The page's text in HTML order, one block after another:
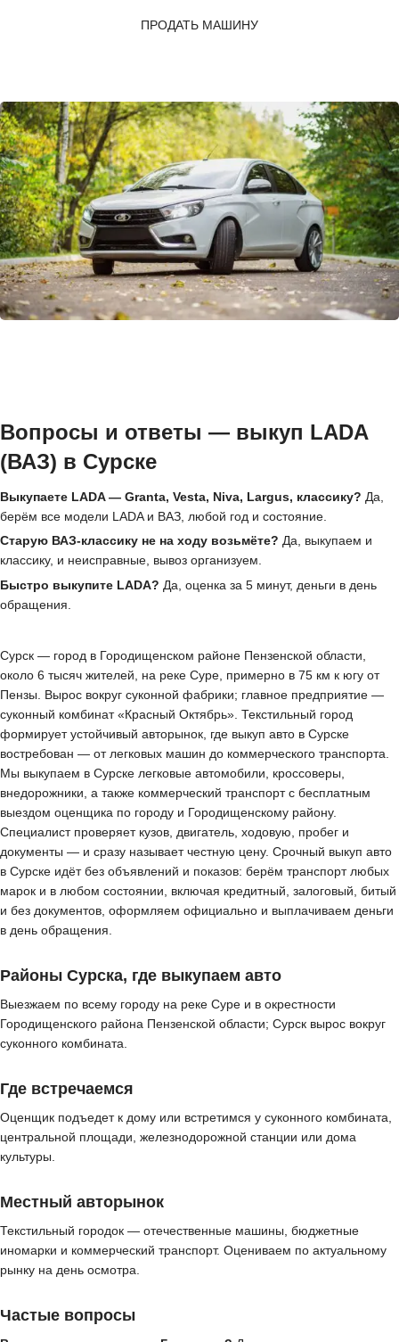
ПРОДАТЬ МАШИНУ
Вопросы и ответы — выкуп LADA
(ВАЗ) в Сурске
Выкупаете LADA — Granta, Vesta, Niva, Largus, классику? Да,
берём все модели LADA и ВАЗ, любой год и состояние.
Старую ВАЗ-классику не на ходу возьмёте? Да, выкупаем и
классику, и неисправные, вывоз организуем.
Быстро выкупите LADA? Да, оценка за 5 минут, деньги в день
обращения.
Сурск — город в Городищенском районе Пензенской области,
около 6 тысяч жителей, на реке Суре, примерно в 75 км к югу от
Пензы. Вырос вокруг суконной фабрики; главное предприятие —
суконный комбинат «Красный Октябрь». Текстильный город
формирует устойчивый авторынок, где выкуп авто в Сурске
востребован — от легковых машин до коммерческого транспорта.
Мы выкупаем в Сурске легковые автомобили, кроссоверы,
внедорожники, а также коммерческий транспорт с бесплатным
выездом оценщика по городу и Городищенскому району.
Специалист проверяет кузов, двигатель, ходовую, пробег и
документы — и сразу называет честную цену. Срочный выкуп авто
в Сурске идёт без объявлений и показов: берём транспорт любых
марок и в любом состоянии, включая кредитный, залоговый, битый
и без документов, оформляем официально и выплачиваем деньги
в день обращения.
Районы Сурска, где выкупаем авто
Выезжаем по всему городу на реке Суре и в окрестности
Городищенского района Пензенской области; Сурск вырос вокруг
суконного комбината.
Где встречаемся
Оценщик подъедет к дому или встретимся у суконного комбината,
центральной площади, железнодорожной станции или дома
культуры.
Местный авторынок
Текстильный городок — отечественные машины, бюджетные
иномарки и коммерческий транспорт. Оцениваем по актуальному
рынку на день осмотра.
Частые вопросы